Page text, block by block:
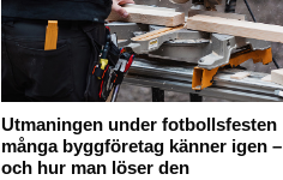
Utmaningen under fotbollsfesten
många byggföretag känner igen –
och hur man löser den